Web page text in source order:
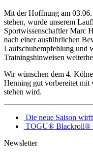
Mit der Hoffnung am
stehen, wurde unserem
Sportwissenschaftler Marc
nach einer ausführlichen
Laufschuhempfehlung und
Trainingshinweisen
Wir wünschen dem 4.
Henning gut vorbereitet mit
stehen wird.
Die neue Saison
TOGU® Blackroll®
Newsletter